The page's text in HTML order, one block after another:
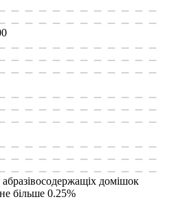
абразівосодержащіх домішок
більше 0.25%